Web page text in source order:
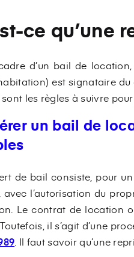
ce qu’une
d’un bail de
est signataire
sont les règles à suivre
un bail de
de bail consiste, pour
avec l’autorisation du
Le contrat de location
il s’agit d’une
. Il faut savoir qu’une